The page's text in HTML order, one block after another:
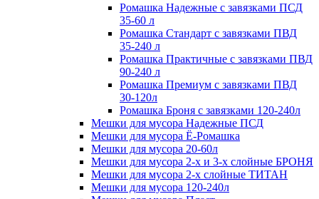
Ромашка Надежные с завязками ПСД
35-60 л
Ромашка Стандарт с завязками ПВД
35-240 л
Ромашка Практичные с завязками ПВД
90-240 л
Ромашка Премиум с завязками ПВД
30-120л
Ромашка Броня с завязками 120-240л
Мешки для мусора Надежные ПСД
Мешки для мусора Ё-Ромашка
Мешки для мусора 20-60л
Мешки для мусора 2-х и 3-х слойные БРОНЯ
Мешки для мусора 2-х слойные ТИТАН
Мешки для мусора 120-240л